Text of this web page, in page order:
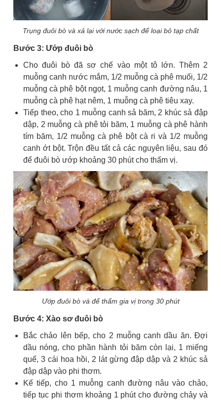
Trụng đuôi bò và xả lại với nước sạch để loại bỏ tạp chất
Bước 3: Ướp đuôi bò
Cho đuôi bò đã sơ chế vào một tô lớn. Thêm 2
muỗng canh nước mắm, 1/2 muỗng cà phê muối, 1/2
muỗng cà phê bột ngọt, 1 muỗng canh đường nâu, 1
muỗng cà phê hạt nêm, 1 muỗng cà phê tiêu xay.
Tiếp theo, cho 1 muỗng canh sả băm, 2 khúc sả đập
dập, 2 muỗng cà phê tỏi băm, 1 muỗng cà phê hành
tím băm, 1/2 muỗng cà phê bột cà ri và 1/2 muỗng
canh ớt bột. Trộn đều tất cả các nguyên liệu, sau đó
để đuôi bò ướp khoảng 30 phút cho thấm vị.
Ướp đuôi bò và để thấm gia vị trong 30 phút
Bước 4: Xào sơ đuôi bò
Bắc chảo lên bếp, cho 2 muỗng canh dầu ăn. Đợi
dầu nóng, cho phần hành tỏi băm còn lại, 1 miếng
quế, 3 cái hoa hồi, 2 lát gừng đập dập và 2 khúc sả
đập dập vào phi thơm.
Kế tiếp, cho 1 muỗng canh đường nâu vào chảo,
tiếp tục phi thơm khoảng 1 phút cho đường chảy và